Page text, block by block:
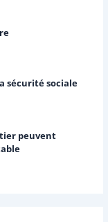
sécurité sociale
peuvent